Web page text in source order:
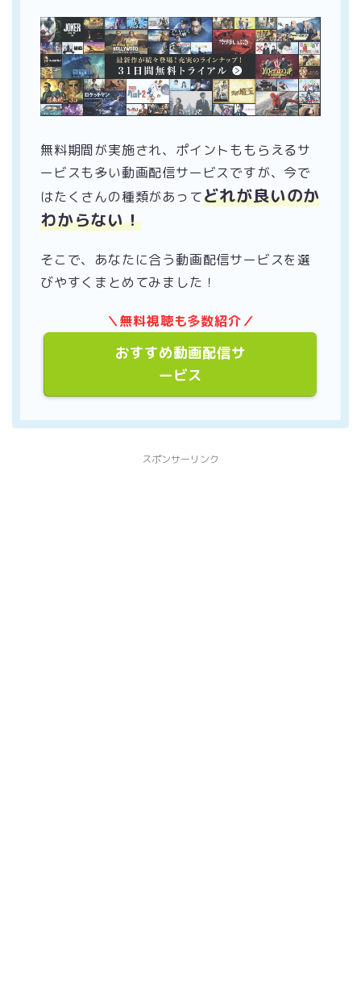
無料期間が実施され、ポイントももらえるサ
ービスも多い動画配信サービスですが、今で
はたくさんの種類があってどれが良いのか
わからない！
そこで、あなたに合う動画配信サービスを選
びやすくまとめてみました！
＼無料視聴も多数紹介／
おすすめ動画配信サ
ービス
スポンサーリンク